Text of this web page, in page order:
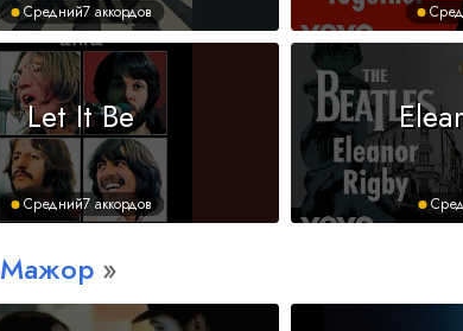
Средний7 аккордов
Let It Be
Средний7 аккордов
Мажор